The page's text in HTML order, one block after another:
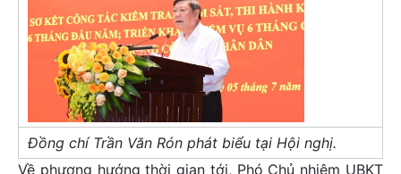
Đồng chí Trần Văn Rón phát biểu tại Hội nghị.
Về phương hướng thời gian tới, Phó Chủ nhiệm UBKT